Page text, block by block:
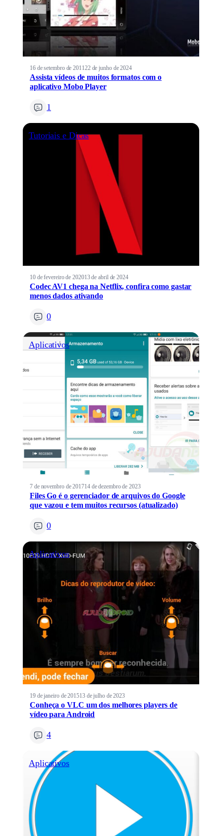
16 de setembro de 201122 de junho de 2024
Assista vídeos de muitos formatos com o
aplicativo Mobo Player
1
Tutoriais e Dicas
10 de fevereiro de 202013 de abril de 2024
Codec AV1 chega na Netflix, confira como gastar
menos dados ativando
0
Aplicativos
7 de novembro de 201714 de dezembro de 2023
Files Go é o gerenciador de arquivos do Google
que vazou e tem muitos recursos (atualizado)
0
Aplicativos
19 de janeiro de 201513 de julho de 2023
Conheça o VLC um dos melhores players de
vídeo para Android
4
Aplicativos